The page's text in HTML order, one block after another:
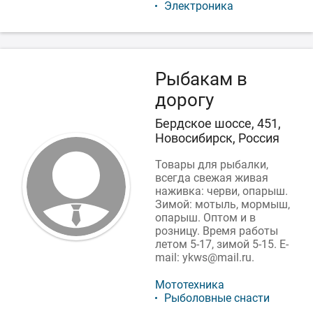
Электроника
Рыбакам в
дорогу
Бердское шоссе, 451,
Новосибирск, Россия
Товары для рыбалки,
всегда свежая живая
наживка: черви, опарыш.
Зимой: мотыль, мормыш,
опарыш. Оптом и в
розницу. Время работы
летом 5-17, зимой 5-15. E-
mail: ykws@mail.ru.
Мототехника
Рыболовные снасти